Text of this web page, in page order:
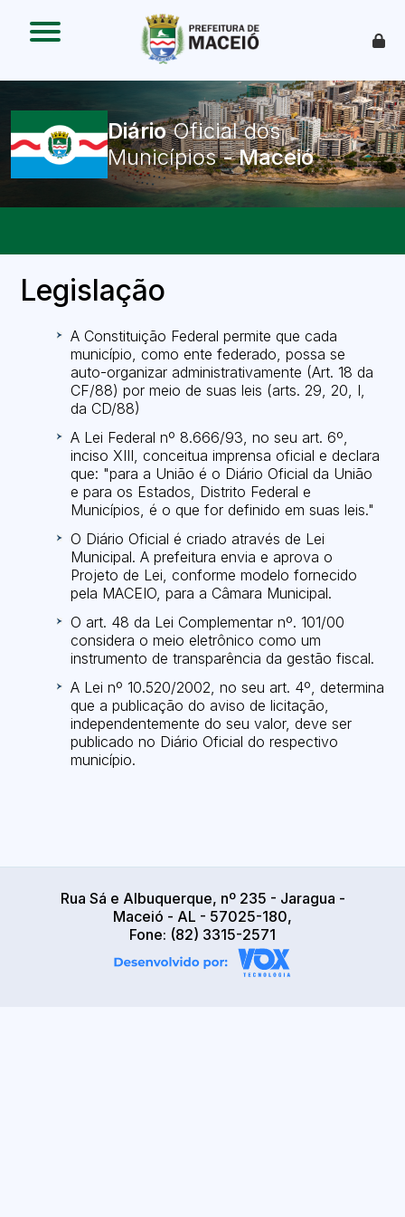
DiárioOficial dos
Municípios
O que é
Benefícios
Legislação
O Que Pode Ser Publicado
Legislação
A Constituição Federal permite que cada
município, como ente federado, possa se
auto-organizar administrativamente (Art. 18 da
CF/88) por meio de suas leis (arts. 29, 20, I,
da CD/88)
A Lei Federal nº 8.666/93, no seu art. 6º,
inciso XIII, conceitua imprensa oficial e declara
que: "para a União é o Diário Oficial da União
e para os Estados, Distrito Federal e
Municípios, é o que for definido em suas leis."
O Diário Oficial é criado através de Lei
Municipal. A prefeitura envia e aprova o
Projeto de Lei, conforme modelo fornecido
pela MACEIO, para a Câmara Municipal.
O art. 48 da Lei Complementar nº. 101/00
considera o meio eletrônico como um
instrumento de transparência da gestão fiscal.
A Lei nº 10.520/2002, no seu art. 4º, determina
que a publicação do aviso de licitação,
independentemente do seu valor, deve ser
publicado no Diário Oficial do respectivo
município.
Rua Sá e Albuquerque, nº 235 - Jaragua -
Maceió - AL - 57025-180,
Fone: (82) 3315-2571